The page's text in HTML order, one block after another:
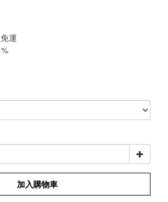
運
加入購物車